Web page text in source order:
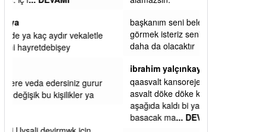
başkanım seni belediye başkanlığında da
görmek isteriz senin ereyliye katkın çok oldu
daha da olacaktır
qaasvalt kansorejen madde mahalle aralarında
asvalt döke döke kaldırımlar ana yoldan
aşağıda kaldı bi yağmurda dükkanları su